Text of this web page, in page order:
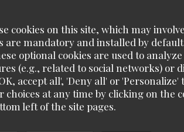
cookies on this site, which may
are mandatory and installed by
optional cookies are used to
(e.g., related to social networks) or
accept all', 'Deny all' or 'Personalize'
choices at any time by clicking on the
left of the site pages.